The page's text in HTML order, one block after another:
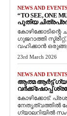
NEWS AND EVENTS
“TO SEE, ONE
പുതിയ
ഗുജറാത്തി
വഹിക്കാൻ
23rd March 2026
NEWS AND EVENTS
ആത്മ ആർട്ട്
വർക്ക്‌ഷോപ്പ്
കോഴിക്കോട്:
നേതൃത്വത്തിൽ
ഗ്യാലറിയിൽ